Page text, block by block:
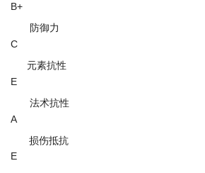
B+
防御力
C
元素抗性
E
法术抗性
A
损伤抵抗
E